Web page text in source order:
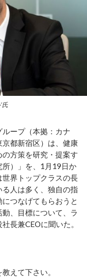
氏
ープ（本拠：カナ
都新宿区）は、健康
方策を研究・提案す
所）」を、1月19日か
界トップクラスの長
人は多く、独自の指
つなげてもらおうと
、目標について、ラ
長兼CEOに聞いた。
えて下さい。